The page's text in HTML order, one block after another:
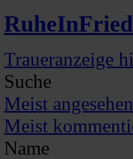
RuheIn
Traueranzeige
Suche
Meist angesehen
Meist
Name